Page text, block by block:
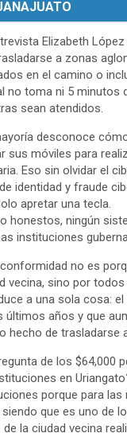
Elizabeth
a zonas
en el camino o
no toma ni 5 minutos
sean atendidos.
desconoce
sus móviles para
Eso sin olvidar el
identidad y fraude
apretar una tecla.
honestos, ningún
instituciones
no es
vecina, sino por
a una sola cosa:
últimos años y que
hecho de trasladarse
de los $64,000
en
porque para
siendo que es uno de
de la ciudad vecina